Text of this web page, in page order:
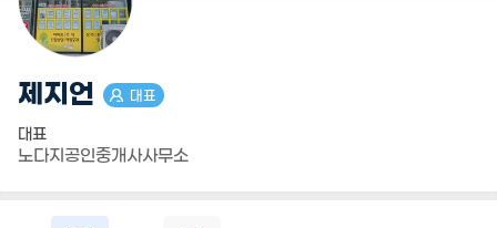
제지언 대표
대표
노다지공인중개사사무소